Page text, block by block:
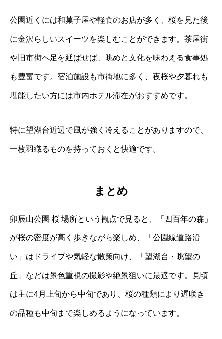
公園近くには和菓子屋や軽食のお店が多く、桜を見た後
に金沢らしいスイーツを楽しむことができます。茶屋街
や旧市街へ足を延ばせば、眺めと文化を味わえる食事処
も豊富です。宿泊施設も市街地に多く、夜桜や夕暮れも
堪能したい方には市内ホテル滞在がおすすめです。
特に望湖台近辺で風が強く冷えることがありますので、
一枚羽織るものを持っておくと快適です。
まとめ
卯辰山公園 桜 場所という観点で見ると、「四百年の森」
が桜の密度が高く歩きながら楽しめ、「公園線道路沿
い」はドライブや気軽な散策向け、「望湖台・眺望の
丘」などは景色重視の撮影や絶景狙いに最適です。見頃
は主に4月上旬から中旬であり、桜の種類により遅咲き
の品種も中旬まで楽しめるようになっています。